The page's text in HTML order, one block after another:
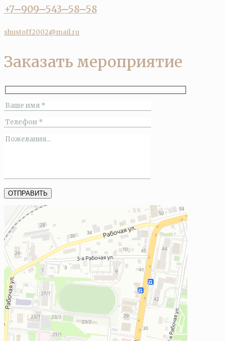
+7‒909‒543‒58‒58
shustoff2002@mail.ru
Заказать мероприятие
Шустофф
Банкетный зал в Томске